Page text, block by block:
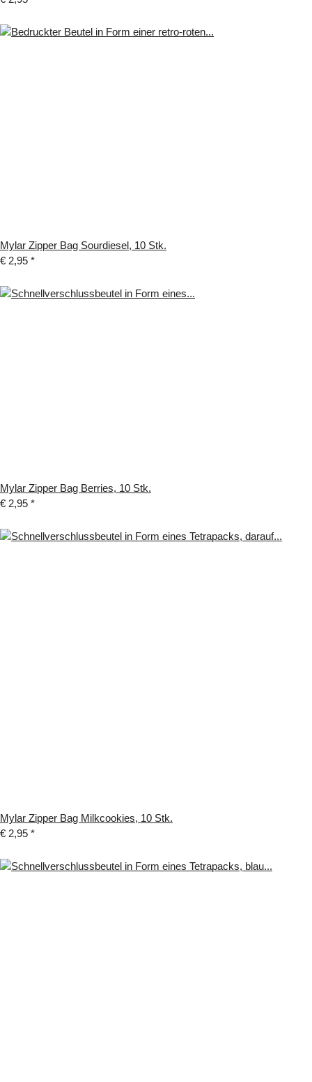
Mylar Zipper Bag Sourdiesel, 10 Stk.
€ 2,95 *
Mylar Zipper Bag Berries, 10 Stk.
€ 2,95 *
Mylar Zipper Bag Milkcookies, 10 Stk.
€ 2,95 *